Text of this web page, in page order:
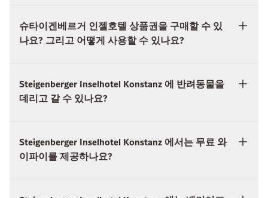
Steigenberger Inselhotel Konstanz 에 반려동물을
데리고 갈 수 있나요?
Steigenberger Inselhotel Konstanz 에서는 무료 와
이파이를 제공하나요?
Steigenberger Inselhotel Konstanz 에는 배리어프
리 객실이 마련되어 있나요?